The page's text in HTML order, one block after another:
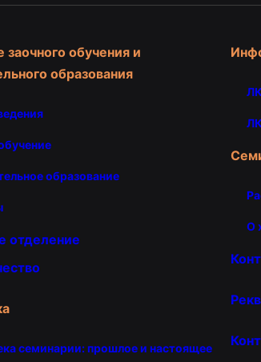
обучения и
образования
образование
отделение
семинарии: прошлое и настоящее
О